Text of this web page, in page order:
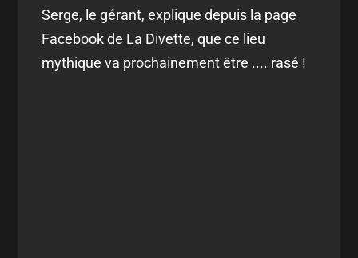
Serge, le gérant, explique depuis la page
Facebook de La Divette, que ce lieu
mythique va prochainement être .... rasé !